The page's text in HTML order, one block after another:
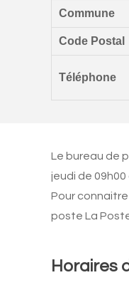
Commune
Code Postal
Téléphone
Le bureau de
jeudi de
Pour
poste La
Horaires